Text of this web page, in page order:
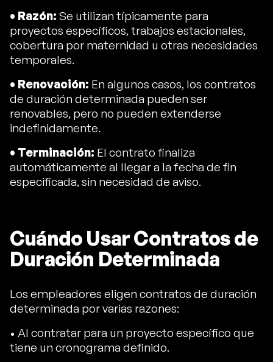
• Razón: Se utilizan típicamente para
proyectos específicos, trabajos estacionales,
cobertura por maternidad u otras necesidades
temporales.
• Renovación: En algunos casos, los contratos
de duración determinada pueden ser
renovables, pero no pueden extenderse
indefinidamente.
• Terminación: El contrato finaliza
automáticamente al llegar a la fecha de fin
especificada, sin necesidad de aviso.
Cuándo Usar Contratos de
Duración Determinada
Los empleadores eligen contratos de duración
determinada por varias razones:
• Al contratar para un proyecto específico que
tiene un cronograma definido.